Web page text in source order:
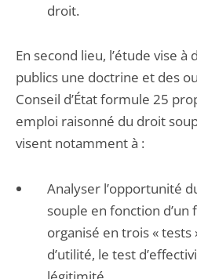
droit.
En second lieu, l’étude vise
publics une doctrine et des
Conseil d’État formule 25
emploi raisonné du droit
visent notamment à :
Analyser l’opportunité
souple en fonction d’un
organisé en trois «
d’utilité, le test